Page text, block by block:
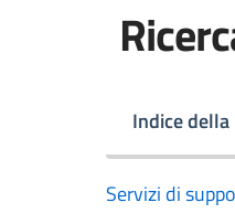
Indice della
Servizi di